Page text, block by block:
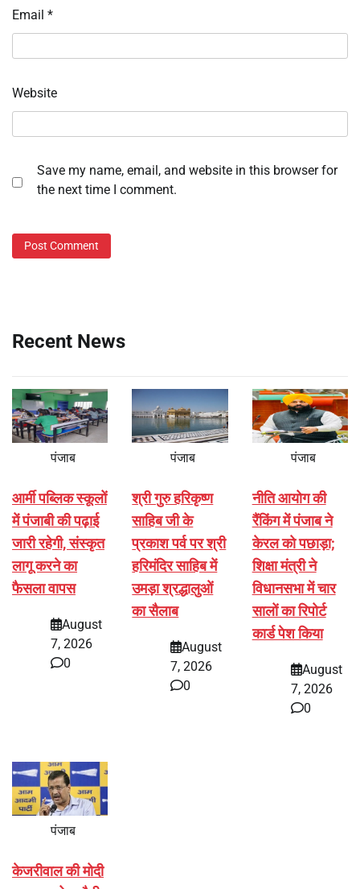
Email *
Website
Save my name, email, and website in this browser for
the next time I comment.
Recent News
पंजाब
आर्मी पब्लिक स्कूलों
में पंजाबी की पढ़ाई
जारी रहेगी, संस्कृत
लागू करने का
फैसला वापस
August
7, 2026
0
पंजाब
श्री गुरु हरिकृष्ण
साहिब जी के
प्रकाश पर्व पर श्री
हरिमंदिर साहिब में
उमड़ा श्रद्धालुओं
का सैलाब
August
7, 2026
0
पंजाब
नीति आयोग की
रैंकिंग में पंजाब ने
केरल को पछाड़ा;
शिक्षा मंत्री ने
विधानसभा में चार
सालों का रिपोर्ट
कार्ड पेश किया
August
7, 2026
0
पंजाब
केजरीवाल की मोदी